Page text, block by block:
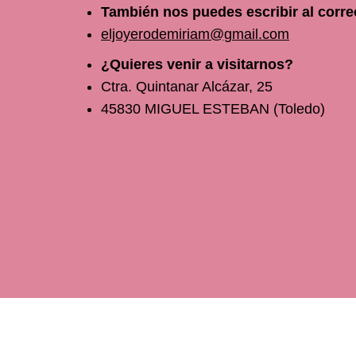
También nos puedes escribir al
eljoyerodemiriam@gmail.com
¿Quieres venir a visitarnos?
Ctra. Quintanar Alcázar, 25
45830 MIGUEL ESTEBAN (Toledo)